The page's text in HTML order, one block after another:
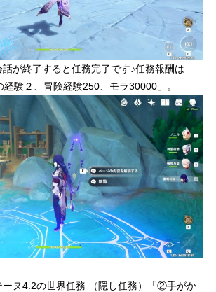
が終了すると任務完了です♪任務報酬は
経験２、冒険経験250、モラ30000」。
ーヌ4.2の世界任務 （隠し任務）「②手がか